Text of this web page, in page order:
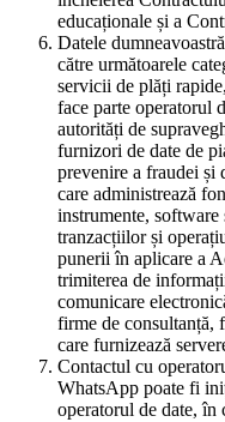
educaționale și a
Datele
către următoarele
servicii de plăți
face parte operatorul
autorități de
furnizori de date de
prevenire a fraudei și
care administrează
instrumente,
tranzacțiilor și
punerii în aplicare a
trimiterea de
comunicare
firme de consultanță,
care furnizează
Contactul cu
WhatsApp poate fi
operatorul de date, în